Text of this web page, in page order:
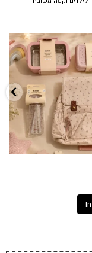
החדשה
9 4